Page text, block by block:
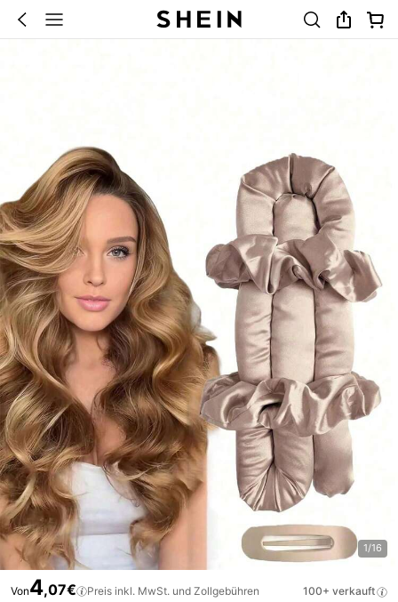
1/16
Von4,07€ Preis inkl. MwSt. und Zollgebühren 100+ verkauft